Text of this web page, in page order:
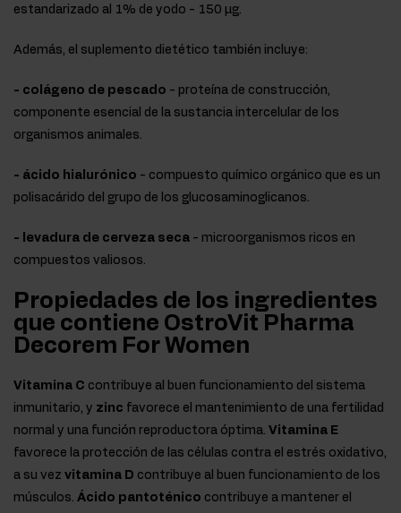
estandarizado al 1% de yodo - 150 µg.
Además, el suplemento dietético también incluye:
- colágeno de pescado - proteína de construcción,
componente esencial de la sustancia intercelular de los
organismos animales.
- ácido hialurónico - compuesto químico orgánico que es un
polisacárido del grupo de los glucosaminoglicanos.
- levadura de cerveza seca - microorganismos ricos en
compuestos valiosos.
Propiedades de los ingredientes
que contiene OstroVit Pharma
Decorem For Women
Vitamina C contribuye al buen funcionamiento del sistema
inmunitario, y zinc favorece el mantenimiento de una fertilidad
normal y una función reproductora óptima. Vitamina E
favorece la protección de las células contra el estrés oxidativo,
a su vez vitamina D contribuye al buen funcionamiento de los
músculos. Ácido pantoténico contribuye a mantener el